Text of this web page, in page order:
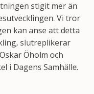
stigit mer än
Vi tror
kan anse att detta
slutreplikerar
Öholm och
i Dagens Samhälle.